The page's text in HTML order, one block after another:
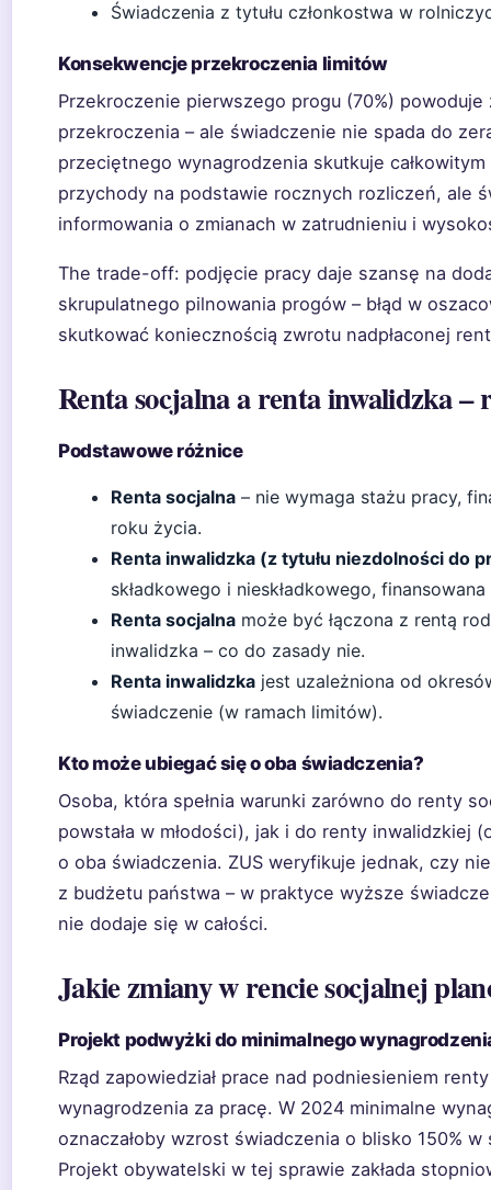
Świadczenia z tytułu członkostwa w
Konsekwencje przekroczenia limitów
Przekroczenie pierwszego progu (70%)
przekroczenia – ale świadczenie nie spada do
przeciętnego wynagrodzenia skutkuje
przychody na podstawie rocznych rozliczeń, ale
informowania o zmianach w zatrudnieniu i
The trade-off: podjęcie pracy daje szansę na
skrupulatnego pilnowania progów – błąd w
skutkować koniecznością zwrotu nadpłaconej
Renta socjalna a renta inwalidzka –
Podstawowe różnice
Renta socjalna – nie wymaga stażu pracy,
roku życia.
Renta inwalidzka (z tytułu niezdolności do
składkowego i nieskładkowego,
Renta socjalna może być łączona z rentą
inwalidzka – co do zasady nie.
Renta inwalidzka jest uzależniona od
świadczenie (w ramach limitów).
Kto może ubiegać się o oba świadczenia?
Osoba, która spełnia warunki zarówno do renty
powstała w młodości), jak i do renty inwalidzkiej
o oba świadczenia. ZUS weryfikuje jednak, czy
z budżetu państwa – w praktyce wyższe
nie dodaje się w całości.
Jakie zmiany w rencie socjalnej
Projekt podwyżki do minimalnego
Rząd zapowiedział prace nad podniesieniem
wynagrodzenia za pracę. W 2024 minimalne
oznaczałoby wzrost świadczenia o blisko 150%
Projekt obywatelski w tej sprawie zakłada